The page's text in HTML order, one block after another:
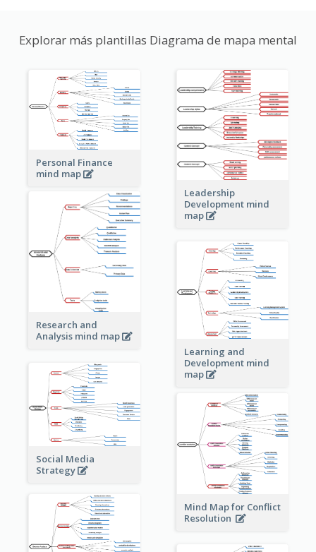
Explorar más plantillas Diagrama de mapa mental
Personal Finance
mind map
Leadership
Development mind
map
Research and
Analysis mind map
Learning and
Development mind
map
Social Media
Strategy
Mind Map for Conflict
Resolution